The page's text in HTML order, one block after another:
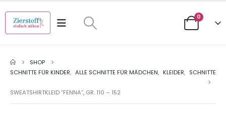
0
SHOP
SCHNITTE FÜR KINDER, ALLE SCHNITTE FÜR MÄDCHEN, KLEIDER, SCHNITTE
SWEATSHIRTKLEID “FENNA”, GR. 110 – 152